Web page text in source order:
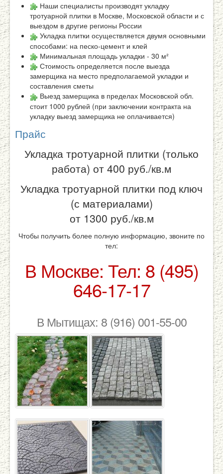
Наши специалисты производят укладку
тротуарной плитки в Москве, Московской области и с
выездом в другие регионы России
Укладка плитки осуществляется двумя основными
способами: на песко-цемент и клей
Минимальная площадь укладки - 30 м²
Стоимость определяется после выезда
замерщика на место предполагаемой укладки и
составления сметы
Выезд замерщика в пределах Московской обл.
стоит 1000 рублей (при заключении контракта на
укладку выезд замерщика не оплачивается)
Прайс
Укладка тротуарной плитки (только
работа) от 400 руб./кв.м
Укладка тротуарной плитки под ключ
(с материалами)
от 1300 руб./кв.м
Чтобы получить более полную информацию, звоните по
тел:
В Москве: Тел: 8 (495)
646-17-17
В Мытищах: 8 (916) 001-55-00